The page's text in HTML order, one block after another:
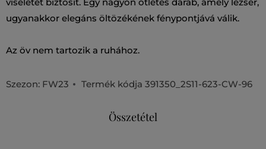
viseletet biztosít. Egy nagyon ötletes darab, amely lezser,
ugyanakkor elegáns öltözékének fénypontjává válik.
Az öv nem tartozik a ruhához.
Szezon: FW23 Termék kódja 391350_2S11-623-CW-96
Összetétel